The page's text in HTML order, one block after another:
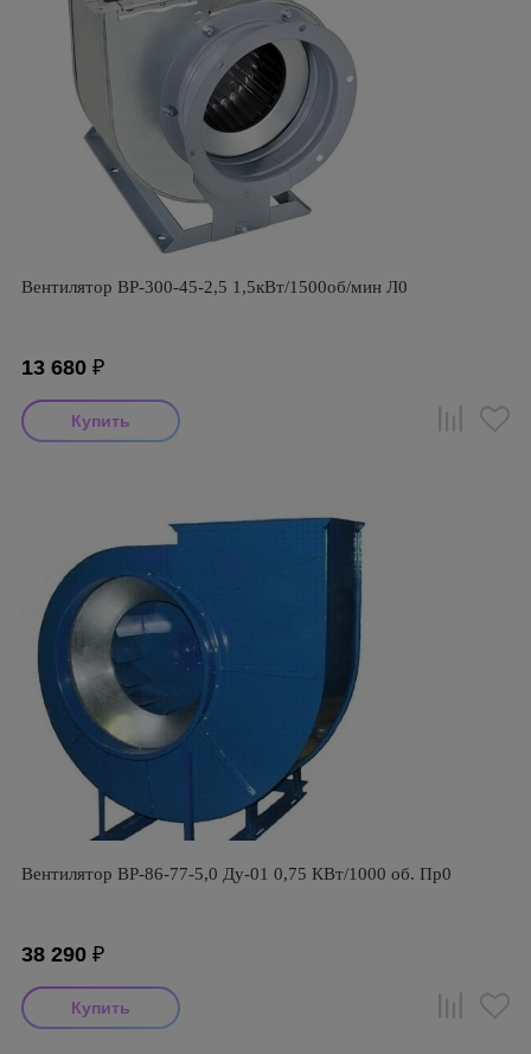
Вентилятор ВР-300-45-2,5 1,5кВт/1500об/мин Л0
13 680 ₽
Вентилятор ВР-86-77-5,0 Ду-01 0,75 КВт/1000 об. Пр0
38 290 ₽